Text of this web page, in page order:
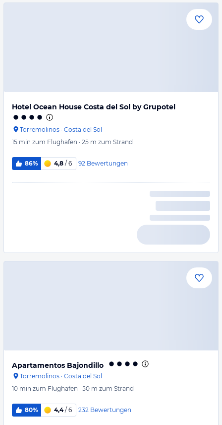
Hotel Ocean House Costa del Sol by Grupotel
Torremolinos · Costa del Sol
15 min zum Flughafen · 25 m zum Strand
86% 4,8 / 6 92 Bewertungen
Apartamentos Bajondillo
Torremolinos · Costa del Sol
10 min zum Flughafen · 50 m zum Strand
80% 4,4/ 6 232 Bewertungen